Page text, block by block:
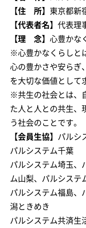
【住 所】 東京都新
【代表者名】 代表
【理 念】 心豊かな
※心豊かなくらしと
心の豊かさや安らぎ
を大切な価値として
※共生の社会とは、
た人と人との共生、
う社会のことです。
【会員生協】
パルシ
パルシステム千葉
パルシステム埼玉、
ム山梨、パルシステ
パルシステム福島、
潟ときめき
パルシステム共済生